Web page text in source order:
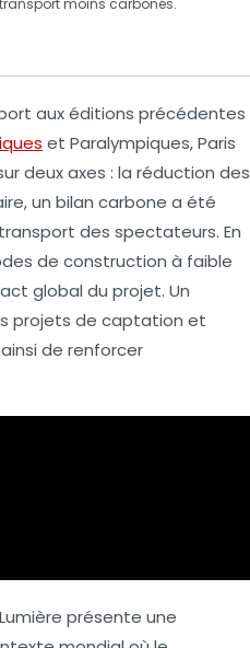
aux éditions précédentes
et Paralympiques, Paris
deux axes : la réduction des
un bilan carbone a été
des spectateurs. En
de construction à faible
global du projet. Un
projets de captation et
de renforcer
présente une